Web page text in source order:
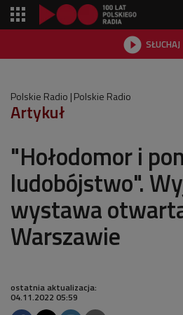
 SŁUCHAJ
Polskie Radio Polskie Radio
Artykuł
"Hołodomor i
ludobójstwo".
wystawa
Warszawie
ostatnia aktualizacja:
04.11.2022 05:59